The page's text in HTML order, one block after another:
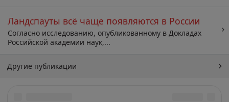
Ландспауты всё чаще появляются в России
Согласно исследованию, опубликованному в Докладах
Российской академии наук,...
Другие публикации